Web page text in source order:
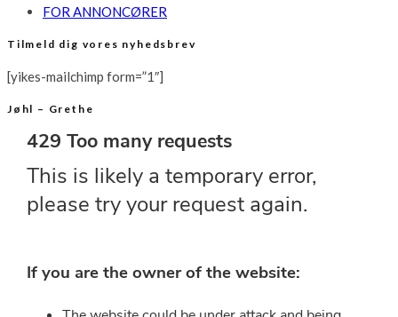
FOR ANNONCØRER
Tilmeld dig vores nyhedsbrev
[yikes-mailchimp form=”1″]
Jøhl – Grethe